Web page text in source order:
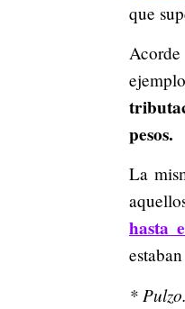
que
pesos.
La
hasta
*